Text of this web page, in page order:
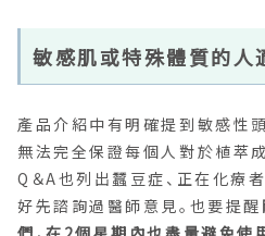
敏感肌或特殊體質的人
產品介紹中有明確提到敏感性
無法完全保證每個人對於植萃
Q＆A也列出蠶豆症、正在化療
好先諮詢過醫師意見。也要提醒